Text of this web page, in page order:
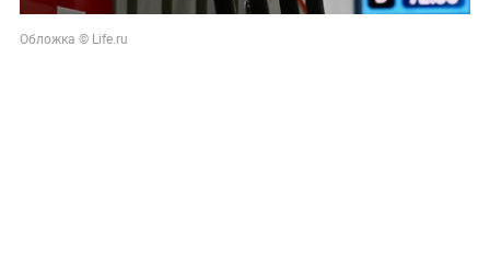
Обложка © Life.ru